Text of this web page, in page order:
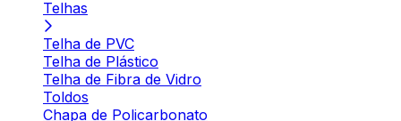
Telhas
Telha de PVC
Telha de Plástico
Telha de Fibra de Vidro
Toldos
Chapa de Policarbonato